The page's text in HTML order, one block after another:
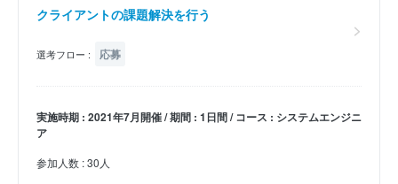
クライアントの課題解決を行う
選考フロー : 応募
実施時期 : 2021年7月開催 / 期間 : 1日間 / コース : システムエンジニ
ア
参加人数 : 30人